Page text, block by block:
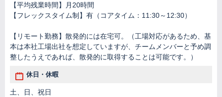
【平均残業時間】月20時間
【フレックスタイム制】有（コアタイム：11:30～12:30）
【リモート勤務】散発的には在宅可。（工場対応があるため、基
本は本社工場出社を想定していますが、チームメンバーと予め調
整したうえであれば、散発的に取得することは可能です。）
休日・休暇
土、日、祝日